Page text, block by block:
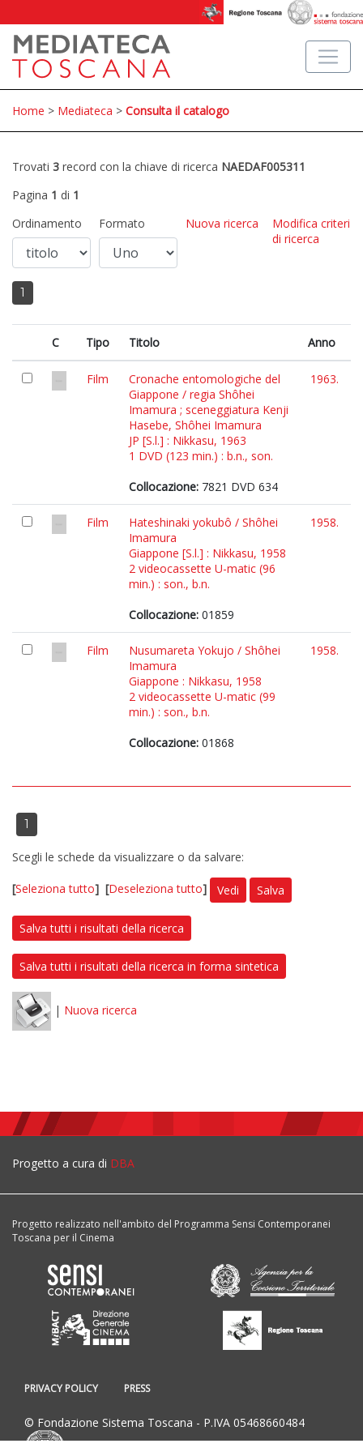
Home > Mediateca > Consulta il catalogo
Trovati 3 record con la chiave di ricerca NAEDAF005311
Pagina 1 di 1
Ordinamento
Formato Nuova ricerca
Modifica criteri
di ricerca
1
C Tipo Titolo Anno
Film
Cronache entomologiche del
Giappone / regia Shôhei
Imamura ; sceneggiatura Kenji
Hasebe, Shôhei Imamura
JP [S.l.] : Nikkasu, 1963
1 DVD (123 min.) : b.n., son.
Collocazione: 7821 DVD 634
1963.
Film
Hateshinaki yokubô / Shôhei
Imamura
Giappone [S.l.] : Nikkasu, 1958
2 videocassette U-matic (96
min.) : son., b.n.
Collocazione: 01859
1958.
Film
Nusumareta Yokujo / Shôhei
Imamura
Giappone : Nikkasu, 1958
2 videocassette U-matic (99
min.) : son., b.n.
Collocazione: 01868
1958.
1
Scegli le schede da visualizzare o da salvare:
[Seleziona tutto] [Deseleziona tutto] Vedi Salva
Salva tutti i risultati della ricerca
Salva tutti i risultati della ricerca in forma sintetica
| Nuova ricerca
Progetto a cura di DBA
Progetto realizzato nell'ambito del Programma Sensi Contemporanei
Toscana per il Cinema
PRIVACY POLICY PRESS
© Fondazione Sistema Toscana - P.IVA 05468660484